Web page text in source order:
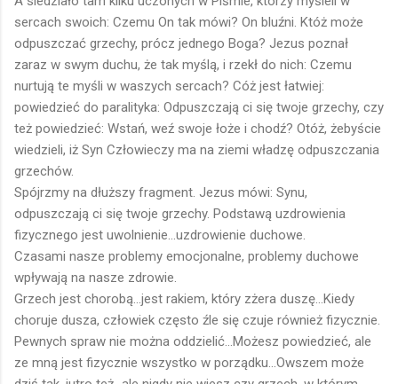
sercach swoich: Czemu On tak mówi? On bluźni. Któż może
odpuszczać grzechy, prócz jednego Boga? Jezus poznał
zaraz w swym duchu, że tak myślą, i rzekł do nich: Czemu
nurtują te myśli w waszych sercach? Cóż jest łatwiej:
powiedzieć do paralityka: Odpuszczają ci się twoje grzechy, czy
też powiedzieć: Wstań, weź swoje łoże i chodź? Otóż, żebyście
wiedzieli, iż Syn Człowieczy ma na ziemi władzę odpuszczania
grzechów.
Spójrzmy na dłuższy fragment. Jezus mówi: Synu,
odpuszczają ci się twoje grzechy. Podstawą uzdrowienia
fizycznego jest uwolnienie...uzdrowienie duchowe.
Czasami nasze problemy emocjonalne, problemy duchowe
wpływają na nasze zdrowie.
Grzech jest chorobą...jest rakiem, który zżera duszę...Kiedy
choruje dusza, człowiek często źle się czuje również fizycznie.
Pewnych spraw nie można oddzielić...Możesz powiedzieć, ale
ze mną jest fizycznie wszystko w porządku...Owszem może